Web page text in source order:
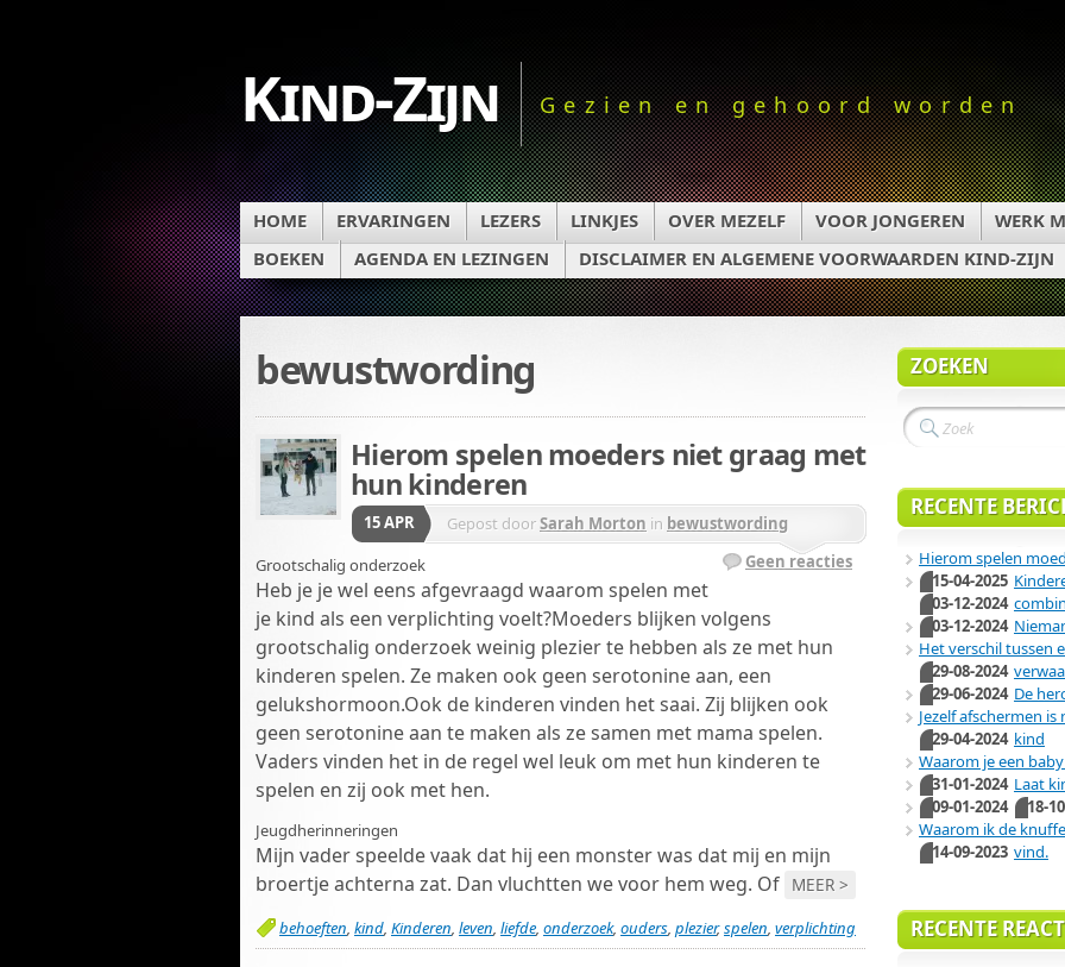
Kind-Zijn Gezien en gehoord worden
HOME ERVARINGEN LEZERS LINKJES OVER MEZELF VOOR JONGEREN
WERK
BOEKEN
AGENDA EN LEZINGEN DISCLAIMER EN ALGEMENE VOORWAARDEN KIND-ZIJN
bewustwording
Hierom spelen moeders niet graag met
hun kinderen
15 APR Gepost doorSarah Morton in bewustwording
Geen reacties
Grootschalig onderzoek
Heb je je wel eens afgevraagd waarom spelen met
je kind als een verplichting voelt?Moeders blijken volgens
grootschalig onderzoek weinig plezier te hebben als ze met hun
kinderen spelen. Ze maken ook geen serotonine aan, een
gelukshormoon.Ook de kinderen vinden het saai. Zij blijken ook
geen serotonine aan te maken als ze samen met mama spelen.
Vaders vinden het in de regel wel leuk om met hun kinderen te
spelen en zij ook met hen.
Jeugdherinneringen
Mijn vader speelde vaak dat hij een monster was dat mij en mijn
broertje achterna zat. Dan vluchtten we voor hem weg. Of MEER >
behoeften, kind, Kinderen, leven, liefde, onderzoek, ouders, plezier,spelen, verplichting
ZOEKEN
RECENTE
Hierom spelen
15-04-2025
03-12-2024
03-12-2024
Het verschil tussen
29-08-2024
De
29-06-2024
Jezelf afschermen
kind
29-04-2024
Waarom je een
31-01-2024 Laat
09-01-2024
18-
Waarom ik de
vind.
14-09-2023
RECENTE